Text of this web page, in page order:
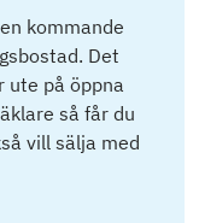
kommande
Det
ute på öppna
så får du
vill sälja med